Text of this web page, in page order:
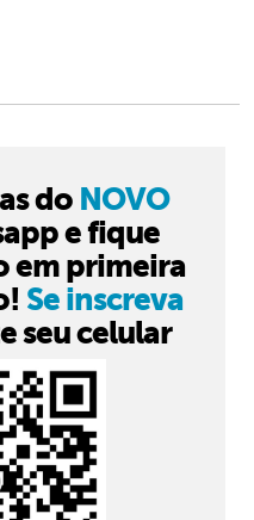
do NOVO
e fique
em primeira
Se inscreva
seu celular